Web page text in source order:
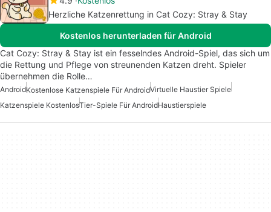
Herzliche Katzenrettung in Cat Cozy: Stray & Stay
Kostenlos herunterladen für Android
Cat Cozy: Stray & Stay ist ein fesselndes Android-Spiel, das sich um
die Rettung und Pflege von streunenden Katzen dreht. Spieler
übernehmen die Rolle…
AndroidKostenlose Katzenspiele Für AndroidVirtuelle Haustier Spiele
Katzenspiele KostenlosTier-Spiele Für AndroidHaustierspiele